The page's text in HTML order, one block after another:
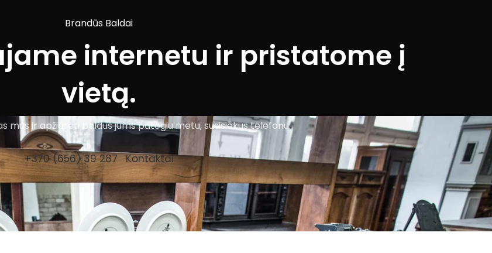
Brandūs Baldai
internetu ir pristatome į
vietą.
mus ir apžiūrėti baldus jums patogiu metu, susisiekus telefonu.
+370 (656) 39 287 Kontaktai